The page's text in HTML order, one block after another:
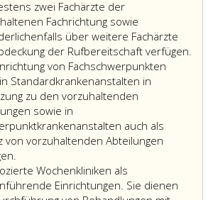
mit
mindestens
12 Betten.
Auf
diese
Bettenanzahl
können
Betreuungsplätze
maximal
zur
Hälfte
zwei Fachärzte der
Fachrichtung sowie
über weitere Fachärzte
der Rufbereitschaft verfügen.
von Fachschwerpunkten
Standardkrankenanstalten in
zu den vorzuhaltenden
sowie in
auch als
von vorzuhaltenden Abteilungen
als
bettenführende
Wochenkliniken als
Einrichtungen. Sie dienen